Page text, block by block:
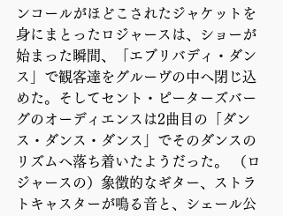
ンコールがほどこされたジャケットを
身にまとったロジャースは、ショーが
始まった瞬間、「エブリバディ・ダン
ス」で観客達をグルーヴの中へ閉じ込
めた。そしてセント・ピーターズバー
グのオーディエンスは2曲目の「ダン
ス・ダンス・ダンス」でそのダンスの
リズムへ落ち着いたようだった。 （ロ
ジャースの）象徴的なギター、ストラ
トキャスターが鳴る音と、シェール公